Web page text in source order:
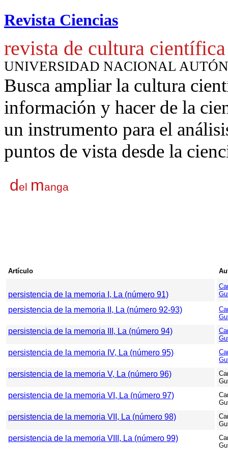
Revista Ciencias
revista de cultura científica
UNIVERSIDAD NACIONAL
Busca ampliar la cultura
información y hacer de la
un instrumento para el
puntos de vista desde la
del manga
Artículo
persistencia de la memoria I, La (número 91)
persistencia de la memoria II, La (número 92-93)
persistencia de la memoria III, La (número 94)
persistencia de la memoria IV, La (número 95)
persistencia de la memoria V, La (número 96)
persistencia de la memoria VI, La (número 97)
persistencia de la memoria VII, La (número 98)
persistencia de la memoria VIII, La (número 99)